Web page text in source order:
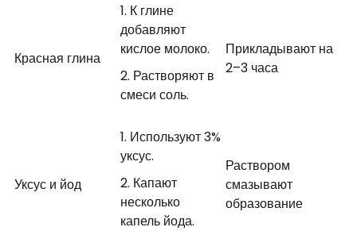
Красная глина
К глине
добавляют
кислое молоко.
Растворяют в
смеси соль.
Прикладывают на
2–3 часа
Уксус и йод
Используют 3%
уксус.
Капают
несколько
капель йода.
Раствором
смазывают
образование